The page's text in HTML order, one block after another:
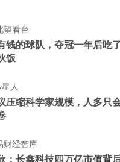
望看台
钱的球队，夺冠一年后吃
饭
人
压缩科学家规模，人多只
财经智库
：长鑫科技四万亿市值背